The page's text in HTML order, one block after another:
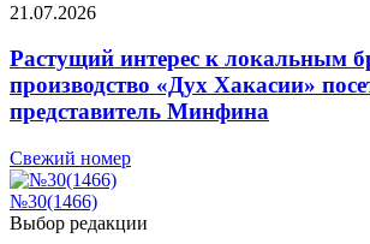
21.07.2026
Растущий интерес к локальным
производство «Дух Хакасии»
представитель Минфина
Свежий номер
№30(1466)
Выбор редакции